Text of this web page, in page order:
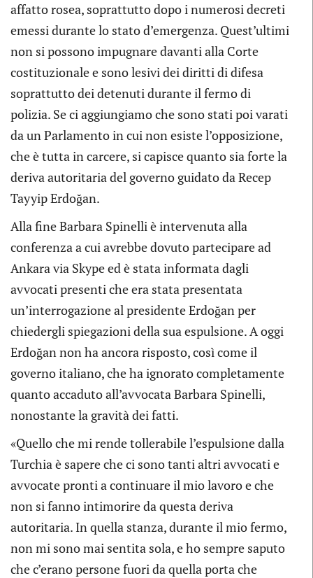
affatto rosea, soprattutto dopo i numerosi decreti
emessi durante lo stato d’emergenza. Quest’ultimi
non si possono impugnare davanti alla Corte
costituzionale e sono lesivi dei diritti di difesa
soprattutto dei detenuti durante il fermo di
polizia. Se ci aggiungiamo che sono stati poi varati
da un Parlamento in cui non esiste l’opposizione,
che è tutta in carcere, si capisce quanto sia forte la
deriva autoritaria del governo guidato da Recep
Tayyip Erdoğan.
Alla fine Barbara Spinelli è intervenuta alla
conferenza a cui avrebbe dovuto partecipare ad
Ankara via Skype ed è stata informata dagli
avvocati presenti che era stata presentata
un’interrogazione al presidente Erdoğan per
chiedergli spiegazioni della sua espulsione. A oggi
Erdoğan non ha ancora risposto, così come il
governo italiano, che ha ignorato completamente
quanto accaduto all’avvocata Barbara Spinelli,
nonostante la gravità dei fatti.
«Quello che mi rende tollerabile l’espulsione dalla
Turchia è sapere che ci sono tanti altri avvocati e
avvocate pronti a continuare il mio lavoro e che
non si fanno intimorire da questa deriva
autoritaria. In quella stanza, durante il mio fermo,
non mi sono mai sentita sola, e ho sempre saputo
che c’erano persone fuori da quella porta che